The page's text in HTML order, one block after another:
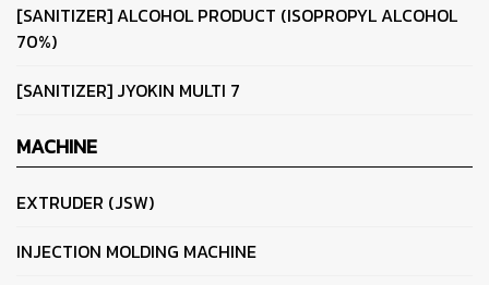
[SANITIZER] ALCOHOL PRODUCT (ISOPROPYL ALCOHOL
70%)
[SANITIZER] JYOKIN MULTI 7
MACHINE
EXTRUDER (JSW)
INJECTION MOLDING MACHINE